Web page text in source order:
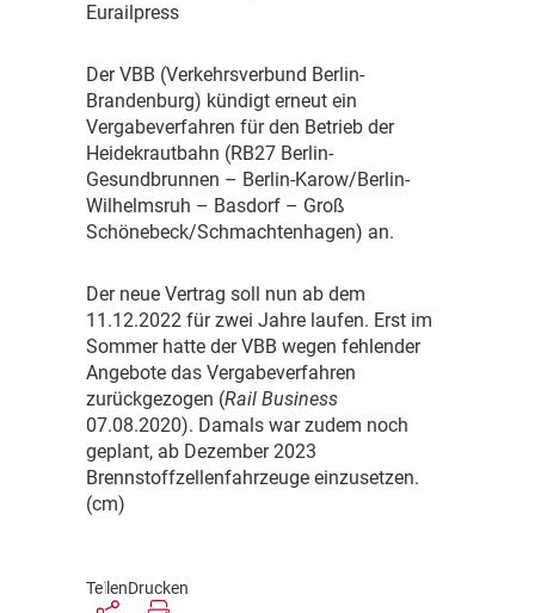
Eurailpress
Der VBB (Verkehrsverbund Berlin-
Brandenburg) kündigt erneut ein
Vergabeverfahren für den Betrieb der
Heidekrautbahn (RB27 Berlin-
Gesundbrunnen – Berlin-Karow/Berlin-
Wilhelmsruh – Basdorf – Groß
Schönebeck/Schmachtenhagen) an.
Der neue Vertrag soll nun ab dem
11.12.2022 für zwei Jahre laufen. Erst im
Sommer hatte der VBB wegen fehlender
Angebote das Vergabeverfahren
zurückgezogen (Rail Business
07.08.2020). Damals war zudem noch
geplant, ab Dezember 2023
Brennstoffzellenfahrzeuge einzusetzen.
(cm)
TeilenDrucken